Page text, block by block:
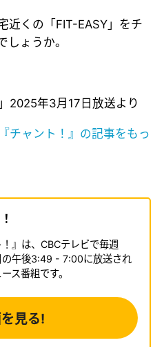
近くの「FIT-EASY」をチ
しょうか。
2025年3月17日放送より
ャント！』の記事をもっ
！』は、CBCテレビで毎週
の午後3:49 - 7:00に放送され
ス番組です。
見る!